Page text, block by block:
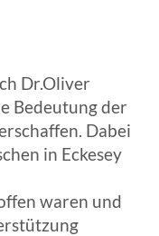
Dr.Oliver
Bedeutung der
Dabei
in Eckesey
waren und